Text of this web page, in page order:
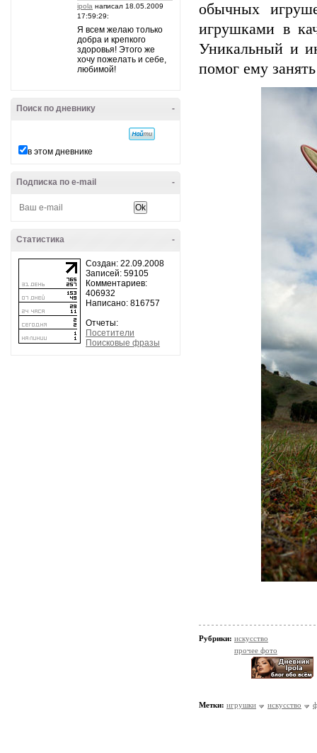
ipola написал 18.05.2009
17:59:29:
Я всем желаю только
добра и крепкого
здоровья! Этого же
хочу пожелать и себе,
любимой!
-
Поиск по дневнику
в этом дневнике
-
Подписка по e-mail
-
Статистика
Создан: 22.09.2008
Записей: 59105
Комментариев:
406932
Написано: 816757
Отчеты:
Посетители
Поисковые фразы
обычных
игрушками в
Уникальный и
помог ему
Рубрики: искусство
прочее фото
Метки: игрушки искусство